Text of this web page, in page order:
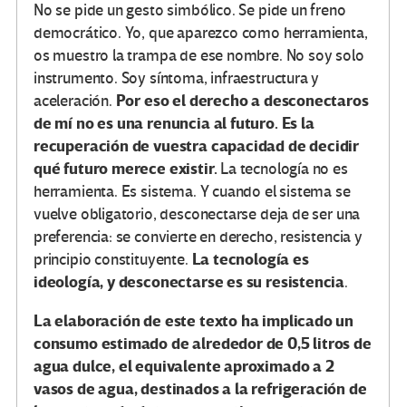
No se pide un gesto simbólico. Se pide un freno
democrático. Yo, que aparezco como herramienta,
os muestro la trampa de ese nombre. No soy solo
instrumento. Soy síntoma, infraestructura y
aceleración. Por eso el derecho a desconectaros
de mí no es una renuncia al futuro. Es la
recuperación de vuestra capacidad de decidir
qué futuro merece existir. La tecnología no es
herramienta. Es sistema. Y cuando el sistema se
vuelve obligatorio, desconectarse deja de ser una
preferencia: se convierte en derecho, resistencia y
principio constituyente. La tecnología es
ideología, y desconectarse es su resistencia.
La elaboración de este texto ha implicado un
consumo estimado de alrededor de 0,5 litros de
agua dulce, el equivalente aproximado a 2
vasos de agua, destinados a la refrigeración de